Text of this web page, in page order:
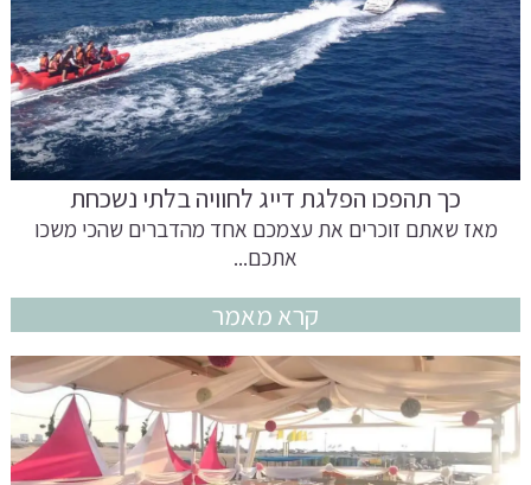
כך תהפכו הפלגת דייג לחוויה בלתי נשכחת
מאז שאתם זוכרים את עצמכם אחד מהדברים שהכי משכו
אתכם...
קרא מאמר